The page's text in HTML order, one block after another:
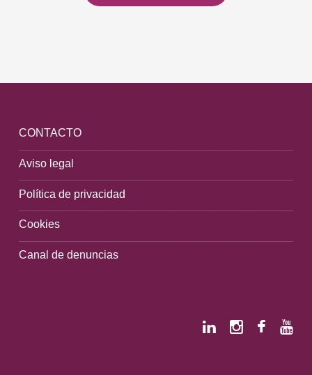
CONTACTO
Aviso legal
Política de privacidad
Cookies
Canal de denuncias